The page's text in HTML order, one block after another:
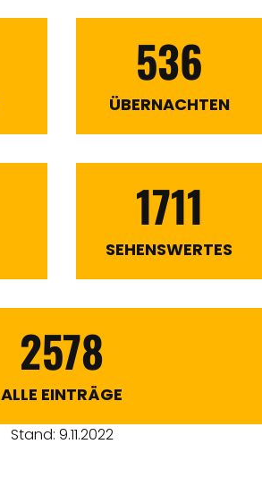
536
ÜBERNACHTEN
1711
SEHENSWERTES
2578
ALLE EINTRÄGE
Stand: 9.11.2022